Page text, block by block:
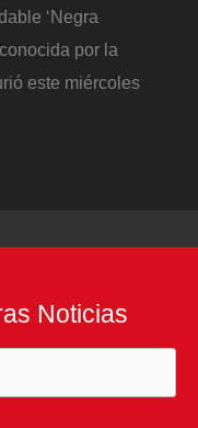
‘Negra
por la
este miércoles
Noticias